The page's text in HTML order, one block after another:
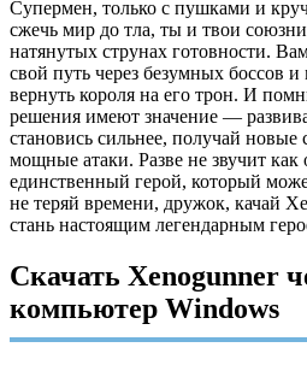
Супермен, только с пушками и
сжечь мир до тла, ты и твои
натянутых струнах готовности.
свой путь через безумных боссов
вернуть короля на его трон. И
решения имеют значение —
становись сильнее, получай новые
мощные атаки. Разве не звучит
единственный герой, который
не теряй времени, дружок, качай
стань настоящим легендарным
Скачать Xenogunner
компьютер Windows